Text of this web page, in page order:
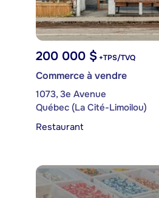
200 000 $ +TPS/TVQ
Commerce à vendre
1073, 3e Avenue
Québec (La Cité-Limoilou)
Restaurant